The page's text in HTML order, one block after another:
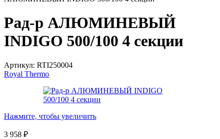
Рад-р АЛЮМИНЕВЫЙ
INDIGO 500/100 4 секции
Артикул: RTI250004
Royal Thermo
Нажмите, чтобы увеличить
3 958 ₽